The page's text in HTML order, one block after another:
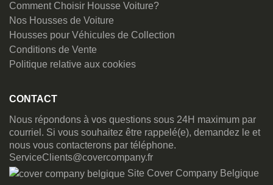
Comment Choisir Housse Voiture?
Nos Housses de Voiture
Housses pour Véhicules de Collection
Conditions de Vente
Politique relative aux cookies
CONTACT
Nous répondons à vos questions sous 24H maximum par
courriel. Si vous souhaitez être rappelé(e), demandez le et
nous vous contacterons par téléphone.
ServiceClients@covercompany.fr
Site Cover Company Belgique